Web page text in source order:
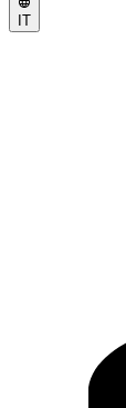
IT